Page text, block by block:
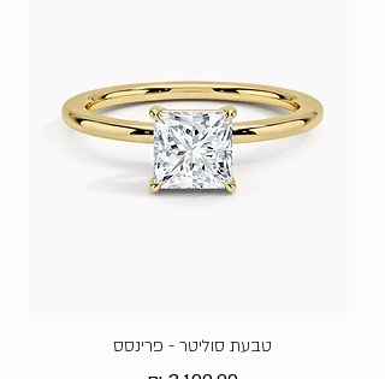
טבעת סוליטר - פרינסס